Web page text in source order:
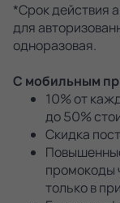
*Срок действия
для
одноразовая.
С мобильным
10% от
до 50%
Скидка
промокоды
только в